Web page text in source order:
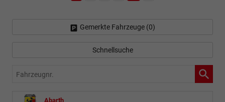
Gemerkte Fahrzeuge (0)
Schnellsuche
Fahrzeugnr.
Abarth